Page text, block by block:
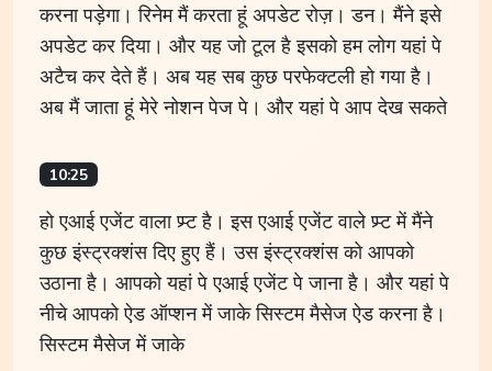
करना पड़ेगा। रिनेम मैं करता हूं अपडेट रोज़। डन। मैंने इसे
अपडेट कर दिया। और यह जो टूल है इसको हम लोग यहां पे
अटैच कर देते हैं। अब यह सब कुछ परफेक्टली हो गया है।
अब मैं जाता हूं मेरे नोशन पेज पे। और यहां पे आप देख सकते
10:25
हो एआई एजेंट वाला प्र्प्ट है। इस एआई एजेंट वाले प्र्प्ट में मैंने
कुछ इंस्ट्रक्शंस दिए हुए हैं। उस इंस्ट्रक्शंस को आपको
उठाना है। आपको यहां पे एआई एजेंट पे जाना है। और यहां पे
नीचे आपको ऐड ऑप्शन में जाके सिस्टम मैसेज ऐड करना है।
सिस्टम मैसेज में जाके